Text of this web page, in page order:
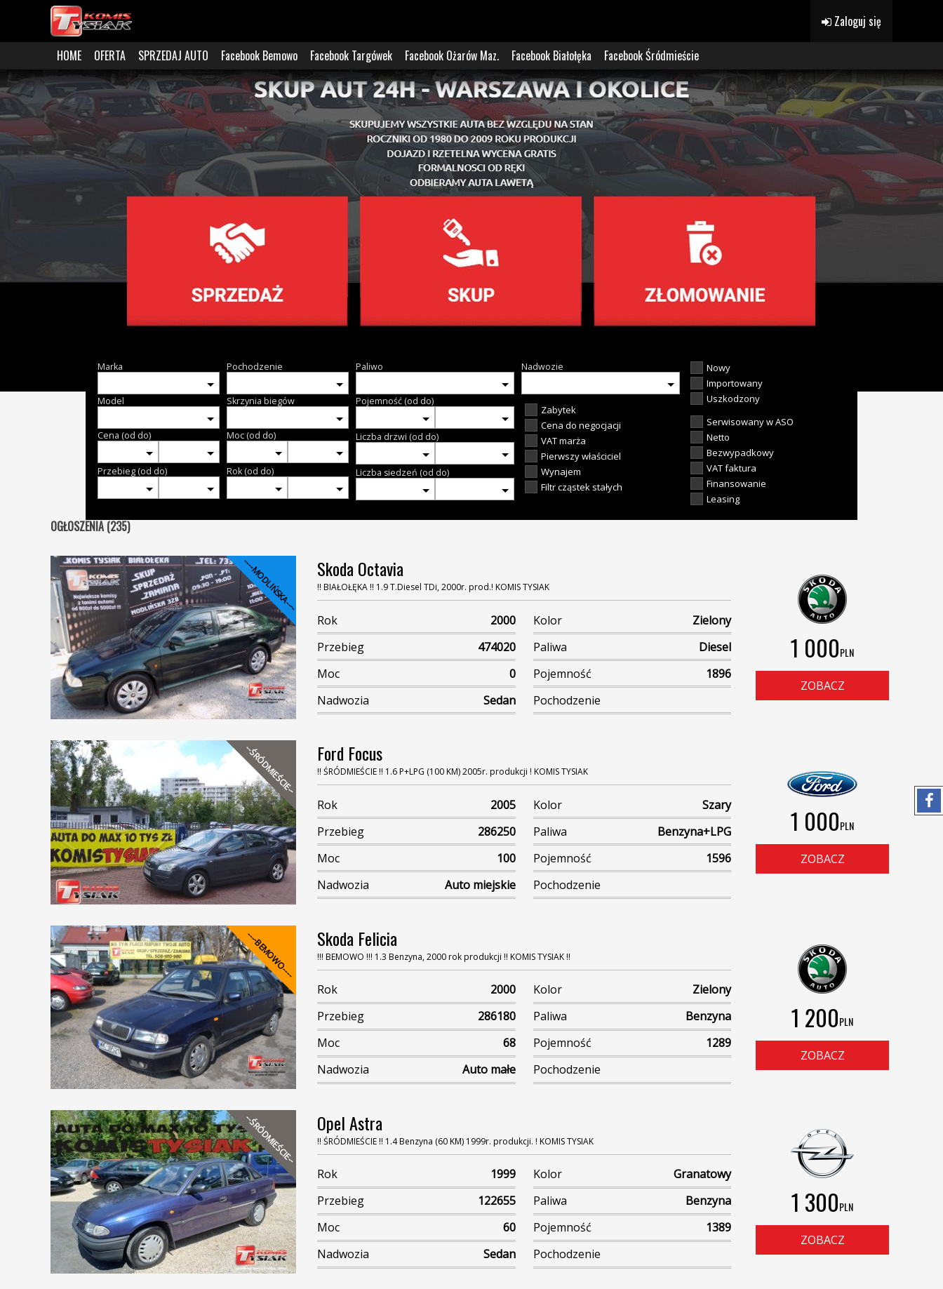
Zaloguj się
HOME OFERTA SPRZEDAJ AUTO Facebook Bemowo Facebook Targówek Facebook Ożarów Maz. Facebook Białołęka Facebook Śródmieście
Marka
Model
Cena (od do)
Przebieg (od do)
Pochodzenie
Skrzynia biegów
Moc (od do)
Rok (od do)
Paliwo
Pojemność (od do)
Liczba drzwi (od do)
Liczba siedzeń (od do)
Nadwozie
Zabytek
Cena do negocjacji
VAT marża
Pierwszy właściciel
Wynajem
Filtr cząstek stałych
Nowy
Importowany
Uszkodzony
Serwisowany w ASO
Netto
Bezwypadkowy
VAT faktura
Finansowanie
Leasing
OGŁOSZENIA (235)
----MODLIŃSKA---- Skoda Octavia
!! BIAŁOŁĘKA !! 1.9 T.Diesel TDi, 2000r. prod.! KOMIS TYSIAK
Rok 2000 Kolor
Zielony
Przebieg
474020 Paliwa
Diesel
Moc
0 Pojemność
1896
Nadwozia
Sedan Pochodzenie
1 000PLN
ZOBACZ
--ŚRÓDMIEŚCIE-- Ford Focus
!! ŚRÓDMIEŚCIE !! 1.6 P+LPG (100 KM) 2005r. produkcji ! KOMIS TYSIAK
Rok 2005 Kolor
Szary
Przebieg
286250 Paliwa
Benzyna+LPG
Moc
100 Pojemność
1596
Nadwozia
Auto miejskie Pochodzenie
1 000PLN
ZOBACZ
----BEMOWO---- Skoda Felicia
!!! BEMOWO !!! 1.3 Benzyna, 2000 rok produkcji !! KOMIS TYSIAK !!
Rok 2000 Kolor
Zielony
Przebieg
286180 Paliwa
Benzyna
Moc
68 Pojemność
1289
Nadwozia
Auto małe Pochodzenie
1 200PLN
ZOBACZ
--ŚRÓDMIEŚCIE-- Opel Astra
!! ŚRÓDMIEŚCIE !! 1.4 Benzyna (60 KM) 1999r. produkcji. ! KOMIS TYSIAK
Rok 1999 Kolor
Granatowy
Przebieg
122655 Paliwa
Benzyna
Moc
60 Pojemność
1389
Nadwozia
Sedan Pochodzenie
1 300PLN
ZOBACZ